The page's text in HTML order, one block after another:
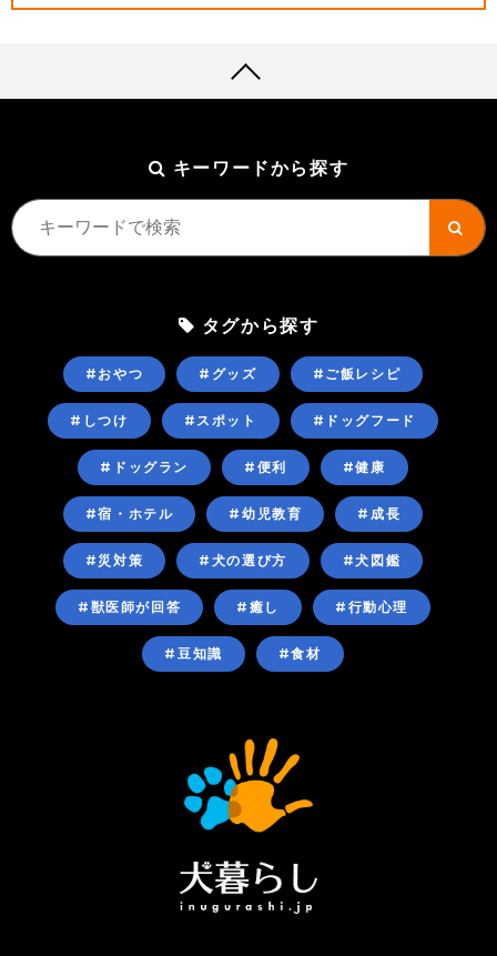
キーワードから探す
タグから探す
#おやつ #グッズ #ご飯レシピ
#しつけ #スポット #ドッグフード
#ドッグラン #便利 #健康
#宿・ホテル #幼児教育 #成長
#災対策 #犬の選び方 #犬図鑑
#獣医師が回答 #癒し #行動心理
#豆知識 #食材